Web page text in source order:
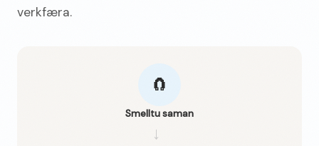
verkfæra.
🧲
Smelltu saman
→